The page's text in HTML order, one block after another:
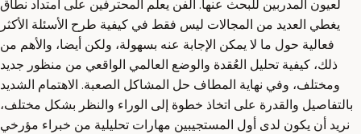
لعيون المدربين للبحث عنها. الفن يعلم المحترفين على امتداد نطاق
يغطي العديد من المجالات ليس فقط في كيفية طرح الأسئلة الأكثر
فعالية حول ما لا يمكن الإجابة عنه بسهولة، ولكن أيضا، والأهم من
ذلك، كيفية تحليل العُقدة والوضع العالمي الواقعي من منظور جديد
ومختلف، وفي نهاية المطاف حل المشاكل الصعبة. الاهتمام الشديد
بالتفاصيل والقدرة على اتخاذ خطوة إلى الوراء والنظر بشكل مختلف،
نريد أن يكون لدى أول المستجيبين مهارات تحليلية من خبراء مؤرخي